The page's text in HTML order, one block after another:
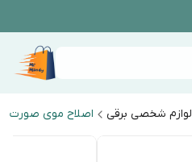
لوازم شخصی برقی اصلاح موی صورت